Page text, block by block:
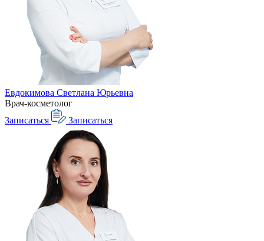
Евдокимова Светлана Юрьевна
Врач-косметолог
Записаться
Записаться